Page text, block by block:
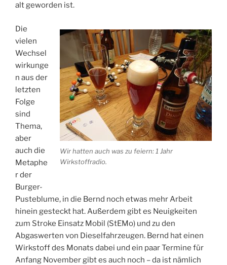
alt geworden ist.
Wir hatten auch was zu feiern: 1 Jahr
Wirkstoffradio.
Die
vielen
Wechsel
wirkunge
n aus der
letzten
Folge
sind
Thema,
aber
auch die
Metaphe
r der
Burger-
Pusteblume, in die Bernd noch etwas mehr Arbeit
hinein gesteckt hat. Außerdem gibt es Neuigkeiten
zum Stroke Einsatz Mobil (StEMo) und zu den
Abgaswerten von Dieselfahrzeugen. Bernd hat einen
Wirkstoff des Monats dabei und ein paar Termine für
Anfang November gibt es auch noch – da ist nämlich